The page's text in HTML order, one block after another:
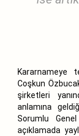
Kararnameye
Coşkun
şirketleri
anlamına
Sorumlu
açıklamada